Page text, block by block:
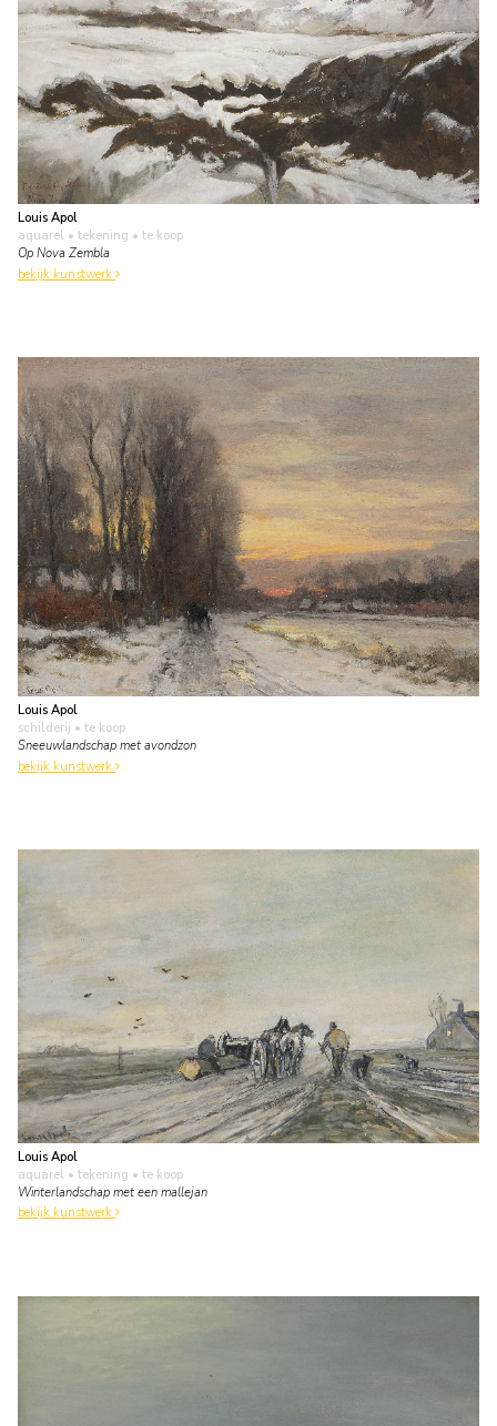
Louis Apol
aquarel • tekening • te koop
Op Nova Zembla
bekijk kunstwerk
Louis Apol
schilderij • te koop
Sneeuwlandschap met avondzon
bekijk kunstwerk
Louis Apol
aquarel • tekening • te koop
Winterlandschap met een mallejan
bekijk kunstwerk